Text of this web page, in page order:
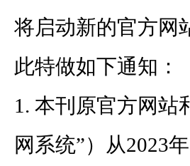
将启动新的官方网
此特做如下通知：
1. 本刊原官方网站
网系统”）从2023